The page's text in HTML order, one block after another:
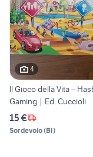
4
Il Gioco della Vita –
Gaming | Ed. Cuccioli
15 €
Sordevolo(BI)